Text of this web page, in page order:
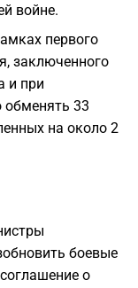
войне.
первого
заключенного
и при
33
на около 2
боевые
о